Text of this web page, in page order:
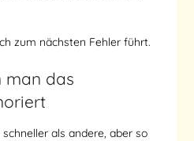
zum nächsten Fehler führt.
man das
als andere, aber so